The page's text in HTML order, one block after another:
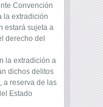
Convención
la extradición
estará sujeta a
derecho del
la extradición a
dichos delitos
a reserva de las
Estado